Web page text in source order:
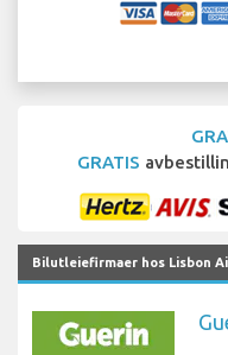
GRATIS
Bilutleiefirmaer hos Lisbon